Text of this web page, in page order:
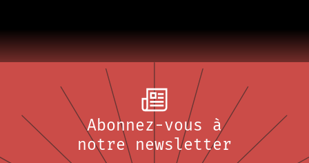
Abonnez-vous à
notre newsletter